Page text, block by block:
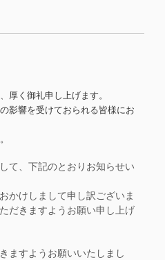
厚く御礼申し上げます。
影響を受けておられる皆様にお
て、下記のとおりお知らせい
かけしまして申し訳ございま
だきますようお願い申し上げ
ますようお願いいたしまし